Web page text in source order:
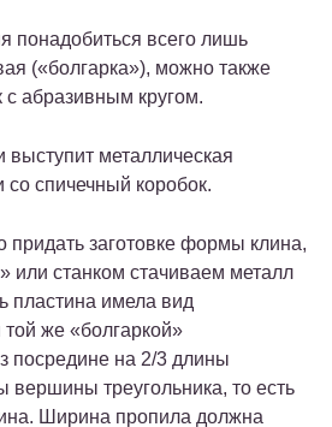
понадобиться всего лишь
(«болгарка»), можно также
с абразивным кругом.
выступит металлическая
спичечный коробок.
придать заготовке формы клина,
или станком стачиваем металл
пластина имела вид
той же «болгаркой»
посредине на 2/3 длины
вершины треугольника, то есть
Ширина пропила должна